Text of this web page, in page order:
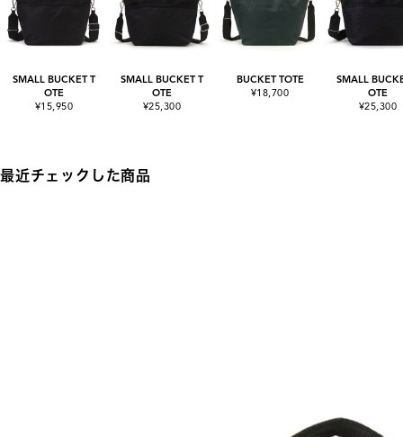
SMALL BUCKET T
OTE
¥15,950
SMALL BUCKET T
OTE
¥25,300
BUCKET TOTE
¥18,700
SMALL
OTE
¥25,300
最近チェックした商品